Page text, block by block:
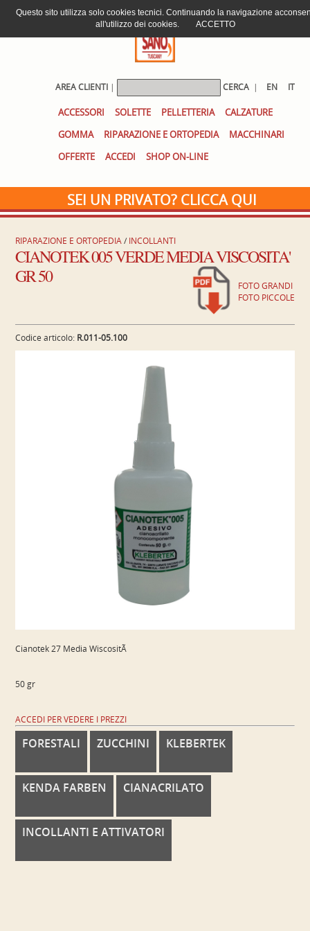
AREA CLIENTI| CERCA | EN IT
ACCESSORI SOLETTE PELLETTERIA
CALZATURE
GOMMA
RIPARAZIONE E ORTOPEDIA
MACCHINARI
OFFERTE
ACCEDI SHOP ON-LINE
SEI UN PRIVATO? CLICCA QUI
RIPARAZIONE E ORTOPEDIA/ INCOLLANTI
CIANOTEK 005 VERDE MEDIA VISCOSITA'
GR 50
FOTO GRANDI
FOTO PICCOLE
Codice articolo: R.011-05.100
Cianotek 27 Media WiscositÃ
50 gr
ACCEDI PER VEDERE I PREZZI
FORESTALI ZUCCHINI KLEBERTEK
KENDA FARBEN CIANACRILATO
INCOLLANTI E ATTIVATORI
Questo sito utilizza solo cookies tecnici. Continuando la navigazione
all'utilizzo dei cookies.
ACCETTO